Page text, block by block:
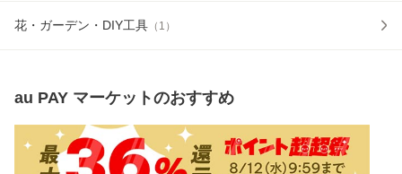
花・ガーデン・DIY工具 （ 1 ）
au PAY マーケットのおすすめ